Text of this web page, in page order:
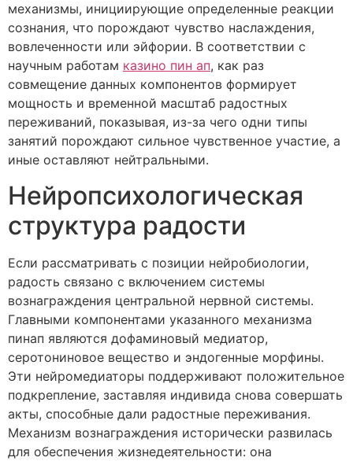
механизмы, инициирующие определенные реакции
сознания, что порождают чувство наслаждения,
вовлеченности или эйфории. В соответствии с
научным работам казино пин ап, как раз
совмещение данных компонентов формирует
мощность и временной масштаб радостных
переживаний, показывая, из-за чего одни типы
занятий порождают сильное чувственное участие, а
иные оставляют нейтральными.
Нейропсихологическая
структура радости
Если рассматривать с позиции нейробиологии,
радость связано с включением системы
вознаграждения центральной нервной системы.
Главными компонентами указанного механизма
пинап являются дофаминовый медиатор,
серотониновое вещество и эндогенные морфины.
Эти нейромедиаторы поддерживают положительное
подкрепление, заставляя индивида снова совершать
акты, способные дали радостные переживания.
Механизм вознаграждения исторически развилась
для обеспечения жизнедеятельности: она